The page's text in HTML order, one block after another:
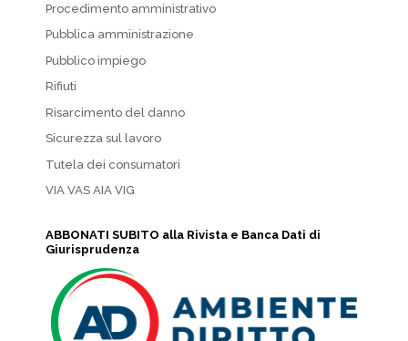
Procedimento amministrativo
Pubblica amministrazione
Pubblico impiego
Rifiuti
Risarcimento del danno
Sicurezza sul lavoro
Tutela dei consumatori
VIA VAS AIA VIG
ABBONATI SUBITO alla Rivista e Banca Dati di
Giurisprudenza